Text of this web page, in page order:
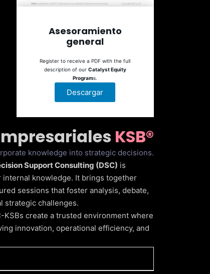
Asesoramiento
general
Register to receive a PDF with the full
description of our Catalyst Equity
Programs.
Descargar
KSB®
knowledge into strategic decisions.
Support Consulting (DSC) is
knowledge. It brings together
sessions that foster analysis, debate,
strategic challenges.
KSBs create a trusted environment where
innovation, operational efficiency, and